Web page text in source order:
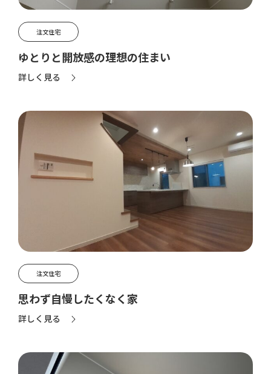
注文住宅
ゆとりと開放感の理想の住まい
詳しく見る
注文住宅
思わず自慢したくなく家
詳しく見る